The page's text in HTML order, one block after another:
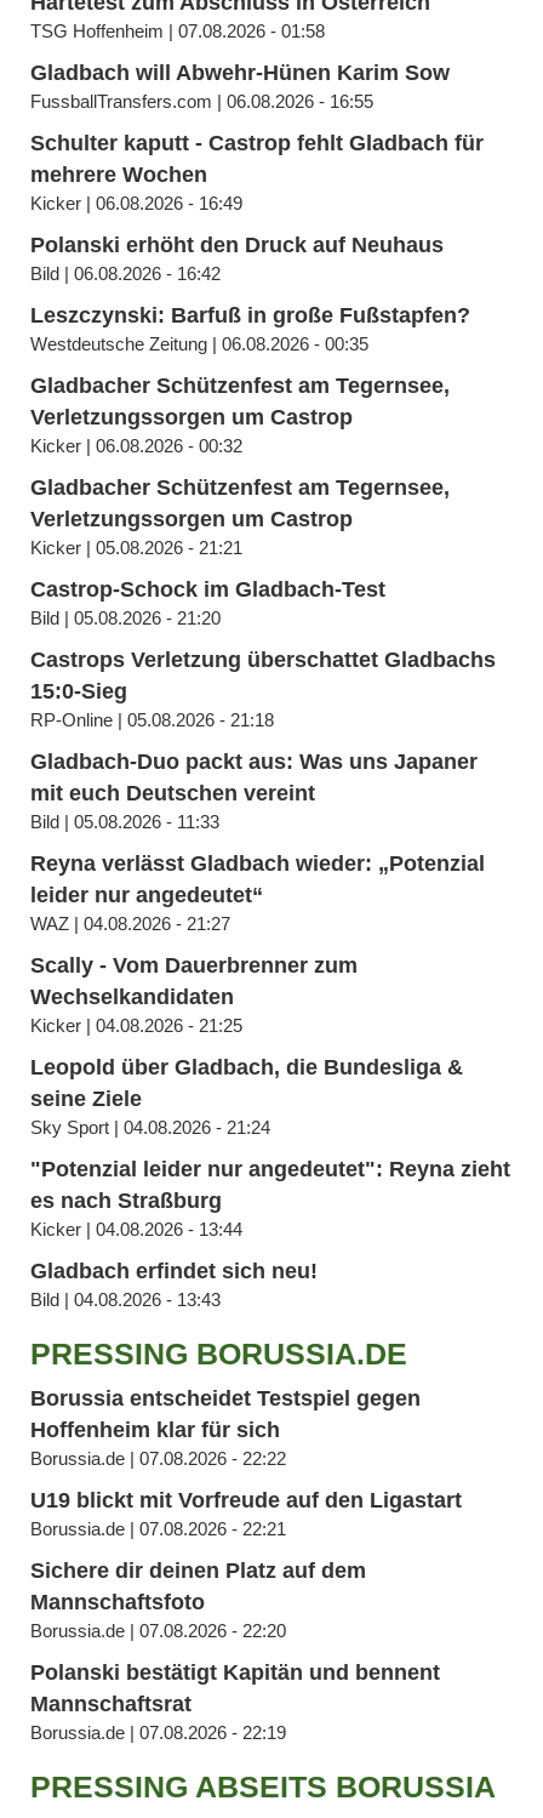
TSG Hoffenheim | 07.08.2026 - 01:58
Gladbach will Abwehr-Hünen Karim Sow
FussballTransfers.com | 06.08.2026 - 16:55
Schulter kaputt - Castrop fehlt Gladbach für
mehrere Wochen
Kicker | 06.08.2026 - 16:49
Polanski erhöht den Druck auf Neuhaus
Bild | 06.08.2026 - 16:42
Leszczynski: Barfuß in große Fußstapfen?
Westdeutsche Zeitung | 06.08.2026 - 00:35
Gladbacher Schützenfest am Tegernsee,
Verletzungssorgen um Castrop
Kicker | 06.08.2026 - 00:32
Gladbacher Schützenfest am Tegernsee,
Verletzungssorgen um Castrop
Kicker | 05.08.2026 - 21:21
Castrop-Schock im Gladbach-Test
Bild | 05.08.2026 - 21:20
Castrops Verletzung überschattet Gladbachs
15:0-Sieg
RP-Online | 05.08.2026 - 21:18
Gladbach-Duo packt aus: Was uns Japaner
mit euch Deutschen vereint
Bild | 05.08.2026 - 11:33
Reyna verlässt Gladbach wieder: „Potenzial
leider nur angedeutet“
WAZ | 04.08.2026 - 21:27
Scally - Vom Dauerbrenner zum
Wechselkandidaten
Kicker | 04.08.2026 - 21:25
Leopold über Gladbach, die Bundesliga &
seine Ziele
Sky Sport | 04.08.2026 - 21:24
"Potenzial leider nur angedeutet": Reyna zieht
es nach Straßburg
Kicker | 04.08.2026 - 13:44
Gladbach erfindet sich neu!
Bild | 04.08.2026 - 13:43
PRESSING BORUSSIA.DE
Borussia entscheidet Testspiel gegen
Hoffenheim klar für sich
Borussia.de | 07.08.2026 - 22:22
U19 blickt mit Vorfreude auf den Ligastart
Borussia.de | 07.08.2026 - 22:21
Sichere dir deinen Platz auf dem
Mannschaftsfoto
Borussia.de | 07.08.2026 - 22:20
Polanski bestätigt Kapitän und bennent
Mannschaftsrat
Borussia.de | 07.08.2026 - 22:19
PRESSING ABSEITS BORUSSIA